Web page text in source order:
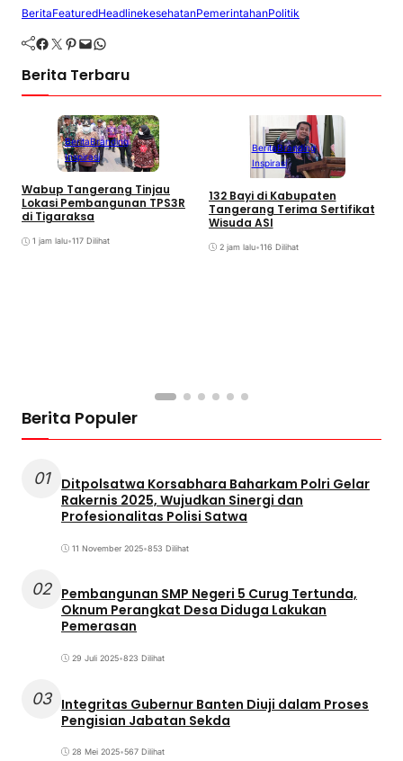
BeritaFeaturedHeadlinekesehatanPemerintahanPolitik
Facebook Twitter Pinterest Mail WhatsApp
Berita Terbaru
BeritaBranding
Inspirasi
Wabup Tangerang Tinjau
Lokasi Pembangunan TPS3R
di Tigaraksa
1 jam lalu•117 Dilihat
BeritaBranding
Inspirasi
132 Bayi di Kabupaten
Tangerang Terima Sertifikat
Wisuda ASI
2 jam lalu•116 Dilihat
Berita Populer
01
Ditpolsatwa Korsabhara Baharkam Polri Gelar
Rakernis 2025, Wujudkan Sinergi dan
Profesionalitas Polisi Satwa
11 November 2025•853 Dilihat
02 Pembangunan SMP Negeri 5 Curug Tertunda,
Oknum Perangkat Desa Diduga Lakukan
Pemerasan
29 Juli 2025•823 Dilihat
03 Integritas Gubernur Banten Diuji dalam Proses
Pengisian Jabatan Sekda
28 Mei 2025•567 Dilihat